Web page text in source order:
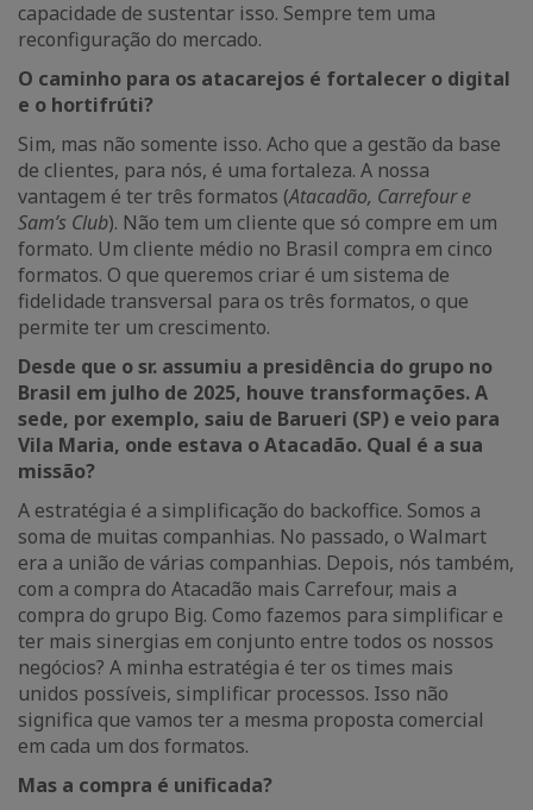
capacidade de sustentar isso. Sempre tem uma
reconfiguração do mercado.
O caminho para os atacarejos é fortalecer o digital
e o hortifrúti?
Sim, mas não somente isso. Acho que a gestão da base
de clientes, para nós, é uma fortaleza. A nossa
vantagem é ter três formatos (Atacadão, Carrefour e
Sam’s Club). Não tem um cliente que só compre em um
formato. Um cliente médio no Brasil compra em cinco
formatos. O que queremos criar é um sistema de
fidelidade transversal para os três formatos, o que
permite ter um crescimento.
Desde que o sr. assumiu a presidência do grupo no
Brasil em julho de 2025, houve transformações. A
sede, por exemplo, saiu de Barueri (SP) e veio para
Vila Maria, onde estava o Atacadão. Qual é a sua
missão?
A estratégia é a simplificação do backoffice. Somos a
soma de muitas companhias. No passado, o Walmart
era a união de várias companhias. Depois, nós também,
com a compra do Atacadão mais Carrefour, mais a
compra do grupo Big. Como fazemos para simplificar e
ter mais sinergias em conjunto entre todos os nossos
negócios? A minha estratégia é ter os times mais
unidos possíveis, simplificar processos. Isso não
significa que vamos ter a mesma proposta comercial
em cada um dos formatos.
Mas a compra é unificada?